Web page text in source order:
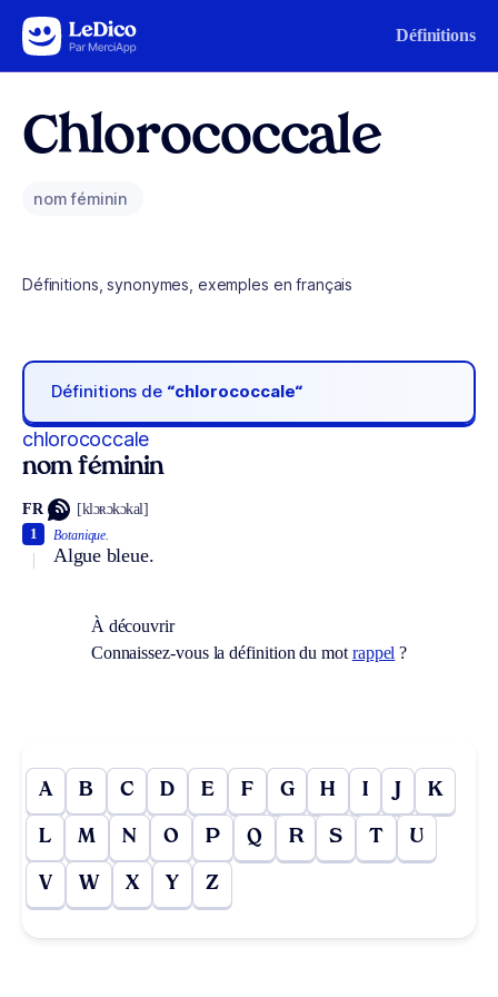
Aller au contenu Définitions
Chlorococcale
nom féminin
Définitions, synonymes, exemples en français
Définitions de “chlorococcale“
chlorococcale
nom féminin
FR [klɔʀɔkɔkal]
Botanique.
Algue bleue.
1
À découvrir
Connaissez-vous la définition du mot rappel ?
A B C D E F G H I J K
L M N O P Q R S T U
V W X Y Z